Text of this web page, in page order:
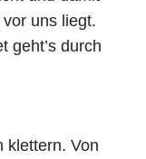
uns liegt.
geht’s durch
klettern. Von